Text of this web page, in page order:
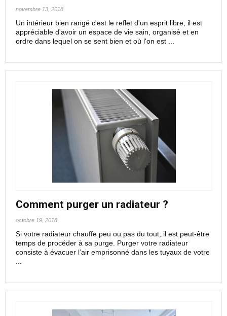
novembre 13, 2018
Un intérieur bien rangé c'est le reflet d'un esprit libre, il est
appréciable d'avoir un espace de vie sain, organisé et en
ordre dans lequel on se sent bien et où l'on est ...
Comment purger un radiateur ?
octobre 19, 2018
Si votre radiateur chauffe peu ou pas du tout, il est peut-être
temps de procéder à sa purge. Purger votre radiateur
consiste à évacuer l’air emprisonné dans les tuyaux de votre